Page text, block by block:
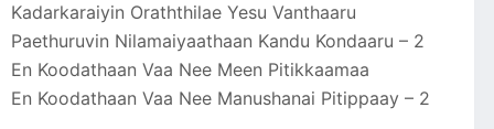
Kadarkaraiyin Oraththilae Yesu Vanthaaru
Paethuruvin Nilamaiyaathaan Kandu Kondaaru – 2
En Koodathaan Vaa Nee Meen Pitikkaamaa
En Koodathaan Vaa Nee Manushanai Pitippaay – 2